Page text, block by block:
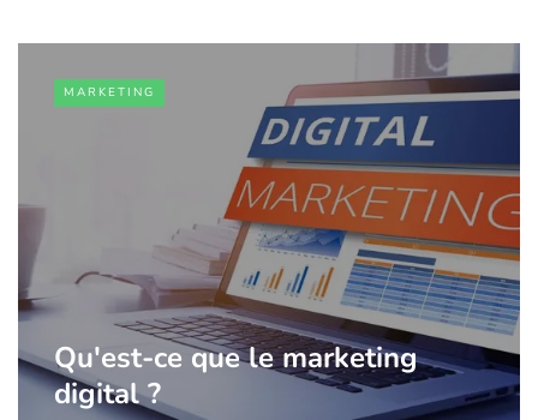
MARKETING
Qu'est-ce que le marketing
digital ?